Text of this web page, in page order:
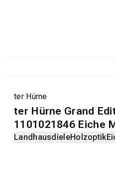
ter Hürne
ter Hürne Grand
1101021846 Eiche
LandhausdieleHolzoptik